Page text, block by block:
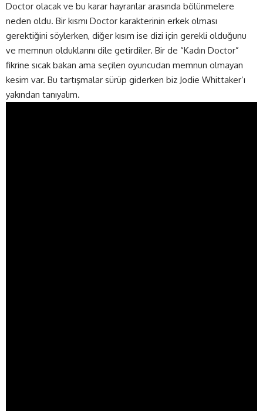
Doctor olacak ve bu karar hayranlar arasında bölünmelere
neden oldu. Bir kısmı Doctor karakterinin erkek olması
gerektiğini söylerken, diğer kısım ise dizi için gerekli olduğunu
ve memnun olduklarını dile getirdiler. Bir de “Kadın Doctor”
fikrine sıcak bakan ama seçilen oyuncudan memnun olmayan
kesim var. Bu tartışmalar sürüp giderken biz Jodie Whittaker’ı
yakından tanıyalım.